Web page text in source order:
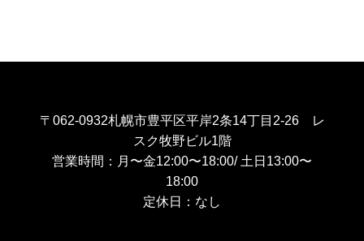
〒062-0932札幌市豊平区平岸2条14丁目2-26 レ
スク牧野ビル1階
営業時間：月〜金12:00〜18:00/ 土日13:00〜
18:00
定休日：なし